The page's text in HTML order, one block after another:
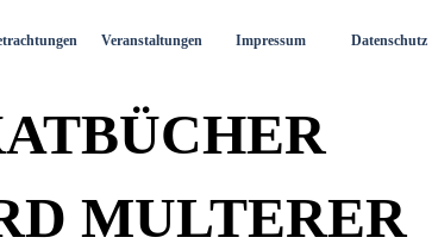
Menü überspringen
Veranstaltungen Impressum Datenschutz
MULTERER